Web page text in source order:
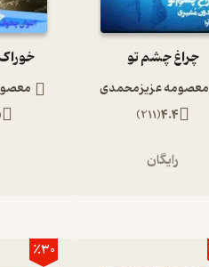
چراغ چشم تو
معصومه عزیزمحمدی
4.4
(
211
)
رایگان
٪30